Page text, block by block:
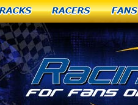
Tracks Racers Fans